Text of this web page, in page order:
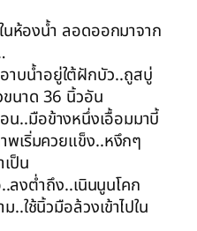
นห้องน้ำ ลอดออกมาจาก
าบน้ำอยู่ใต้ฝักบัว..ถูสบู่
นาด 36 นิ้วอัน
..มือข้างหนึ่งเอื้อมมาบี้
พเริ่มควยแข็ง..หงึกๆ
ป็น
ลงต่ำถึง..เนินนูนโคก
..ใช้นิ้วมือล้วงเข้าไปใน